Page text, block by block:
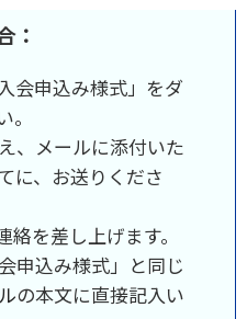
：
会申込み様式」をダ
、メールに添付いた
に、お送りくださ
を差し上げます。
申込み様式」と同じ
の本文に直接記入い